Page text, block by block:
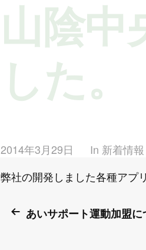
山陰中
した。
2014年3月29日 In 新着情報
弊社の開発しました各種アプ
あいサポート運動加盟に